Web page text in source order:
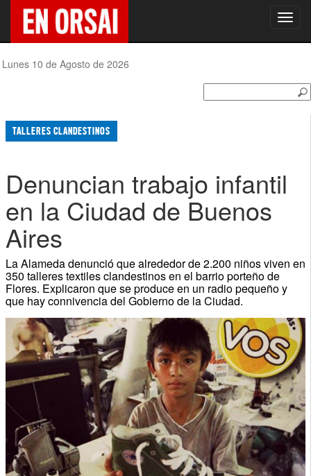
Lunes 10 de Agosto de 2026
TALLERES CLANDESTINOS
Denuncian trabajo infantil
en la Ciudad de Buenos
Aires
La Alameda denunció que alrededor de 2.200 niños viven en
350 talleres textiles clandestinos en el barrio porteño de
Flores. Explicaron que se produce en un radio pequeño y
que hay connivencia del Gobierno de la Ciudad.